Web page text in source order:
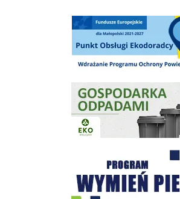
Punkt Obsługi Ekodoradcy Wieliczka
Gospodarka odpadami na terenie
Program "Czyste Powietrze" - Wieliczka